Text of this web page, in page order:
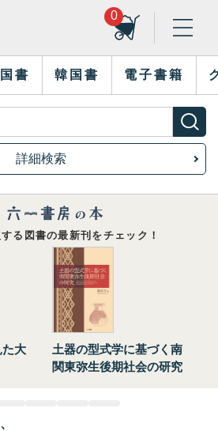
0
書 韓国書 電子書籍
詳細検索
る図書の最新刊をチェック！
大
土器の型式学に基づく南
関東弥生後期社会の研究